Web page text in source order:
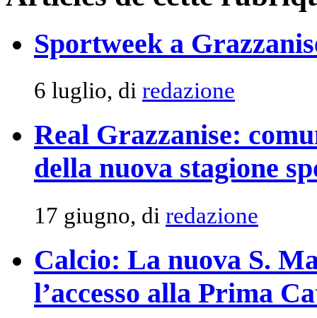
Sportweek a
6 luglio, di redazione
Real Grazzanise:
della nuova stagione
17 giugno, di redazione
Calcio: La nuova S.
l’accesso alla Prima